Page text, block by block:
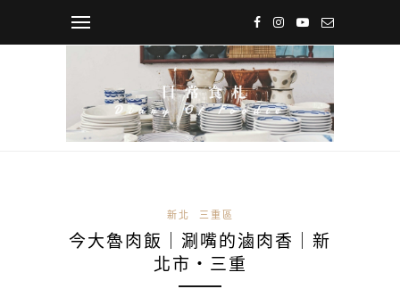
新北 三重區
今大魯肉飯｜涮嘴的滷肉香｜新
北市・三重